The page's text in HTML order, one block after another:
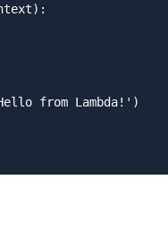
from Lambda!')